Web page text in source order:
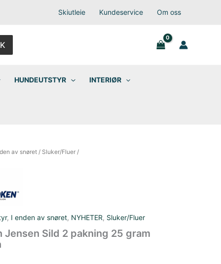
Skiutleie Kundeservice Om oss
HUNDEUTSTYR INTERIØR
av snøret/ Sluker/Fluer/
, I enden av snøret, NYHETER, Sluker/Fluer
Jensen Sild 2 pakning 25 gram